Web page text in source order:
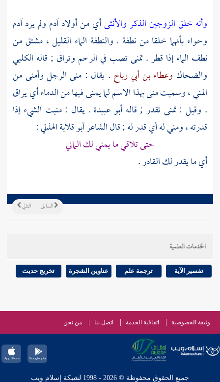
وأنه خلق الزوجين الذكر والأنثىأي من أولاد آدم ولم يردآدم
وحواء بأنهما خلقا من نطفة . والنطفة الماء القليل ، مشتق من
نطف الماء إذا قطر . تمنى تصب في الرحم وتراق ; قاله الكلبي
والضحاك وعطاء بن أبي رباح . يقال : منى الرجل وأمنى من
المني ، وسميت منى بهذا الاسم لما يمنى فيها من الدماء أي يراق
. وقيل : تمنى تقدر ; قاله أبو عبيدة . يقال : منيت الشيء إذا
قدرته ، ومني له أي قدر له ; قال الشاعرأبو قلابة الهذلي:
حتى تلاقي ما يمني لك الماني
أي ما يقدر لك القادر .
التالي السابق
الخدمات العلمية
تفسير الآية ترجمة علم عناوين الشجرة تخريج حديث
وثيقة الخصوصية اتفاقية الخدمة اتصل بنا من نحن
جميع الحقوق محفوظة © 2026 - 1998 لشبكة إسلام ويب